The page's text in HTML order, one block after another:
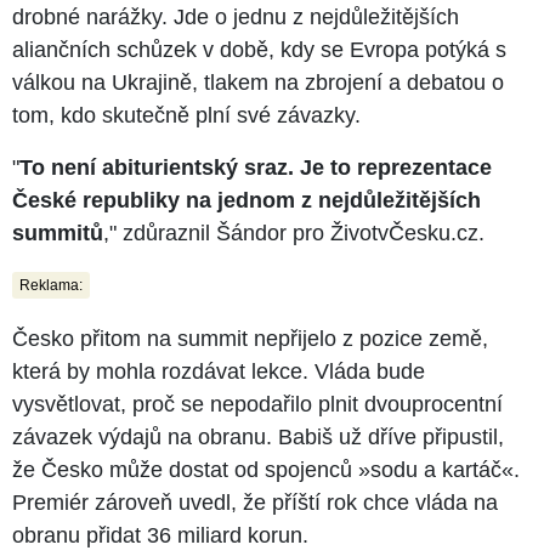
drobné narážky. Jde o jednu z nejdůležitějších
aliančních schůzek v době, kdy se Evropa potýká s
válkou na Ukrajině, tlakem na zbrojení a debatou o
tom, kdo skutečně plní své závazky.
"To není abiturientský sraz. Je to reprezentace
České republiky na jednom z nejdůležitějších
summitů," zdůraznil Šándor pro ŽivotvČesku.cz.
Reklama:
Česko přitom na summit nepřijelo z pozice země,
která by mohla rozdávat lekce. Vláda bude
vysvětlovat, proč se nepodařilo plnit dvouprocentní
závazek výdajů na obranu. Babiš už dříve připustil,
že Česko může dostat od spojenců »sodu a kartáč«.
Premiér zároveň uvedl, že příští rok chce vláda na
obranu přidat 36 miliard korun.